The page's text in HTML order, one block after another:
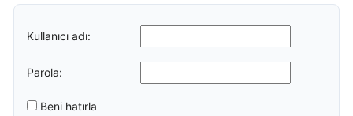
Kullanıcı adı:
Parola:
Beni hatırla